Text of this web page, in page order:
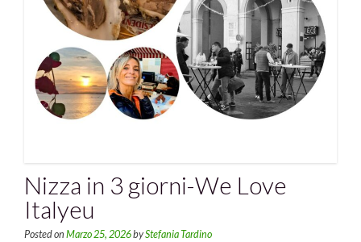
Nizza in 3 giorni-We Love
Italyeu
Posted on Marzo 25, 2026byStefania Tardino